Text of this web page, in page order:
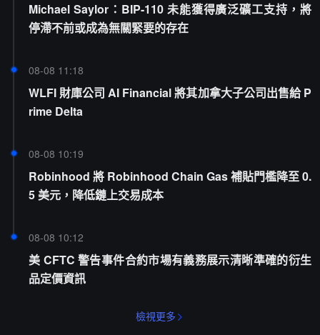
Michael Saylor：BIP-110 未能獲得廣泛礦工支持，將
停滯不前或成為無關緊要的存在
08-08 11:18
WLFI 財庫公司 AI Financial 將其加拿大子公司出售給 P
rime Delta
08-08 10:19
Robinhood 將 Robinhood Chain Gas 補貼門檻降至 0.
5 美元，降低鏈上交易成本
08-08 10:12
美 CFTC 警告事件合約市場有義務展示清晰準確的衍生
品定價資訊
檢視更多